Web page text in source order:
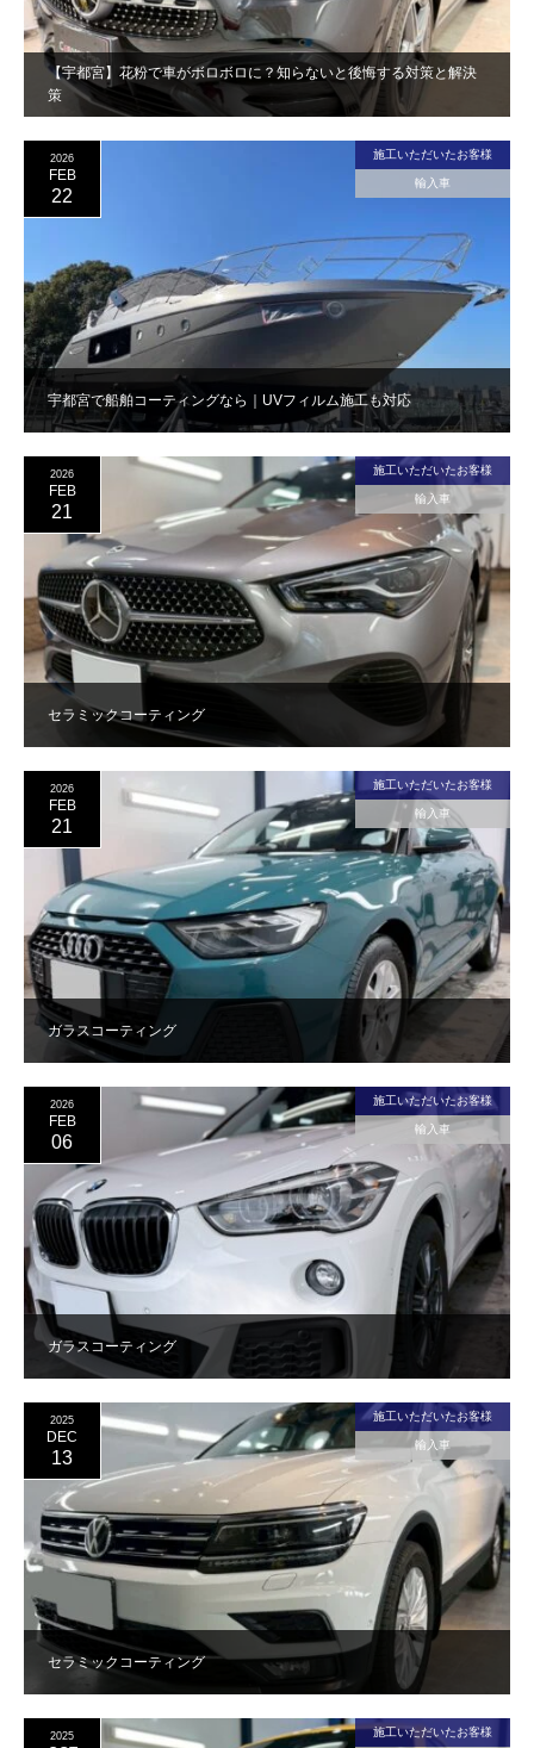
【宇都宮】花粉で車がボロボロに？知らないと後悔する対策と解決
策
宇都宮で船舶コーティングなら｜UVフィルム施工も対応
2026
FEB
22
施工いただいたお客様
輸入車
セラミックコーティング
2026
FEB
21
施工いただいたお客様
輸入車
ガラスコーティング
2026
FEB
21
施工いただいたお客様
輸入車
ガラスコーティング
2026
FEB
06
施工いただいたお客様
輸入車
セラミックコーティング
2025
DEC
13
施工いただいたお客様
輸入車
2025 施工いただいたお客様